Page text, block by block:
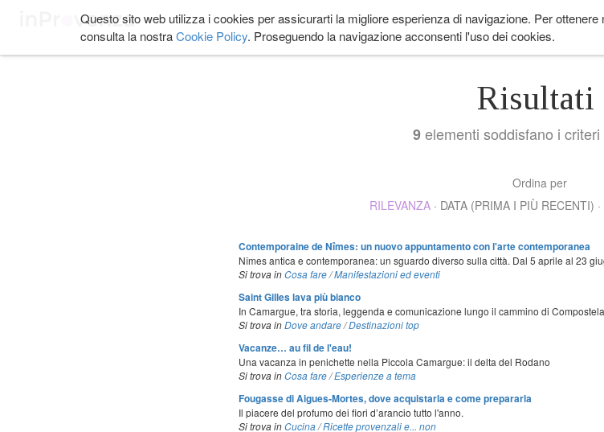
|
COSA FARE DOVE ANDARE LIFESTYLE COME IN PROVENZA
Questo sito web utilizza i cookies per assicurarti la migliore esperienza di navigazione. Per
consulta la nostraCookie Policy. Proseguendo la navigazione acconsenti l'uso dei cookies.
Risultati
9elementi soddisfano i criteri
Ordina per
RILEVANZA · DATA (PRIMA I PIÙ RECENTI) ·
Contemporaine de Nîmes: un nuovo appuntamento con l'arte contemporanea
Nîmes antica e contemporanea: un sguardo diverso sulla città. Dal 5 aprile al 23
Si trova inCosa fare/Manifestazioni ed eventi
Saint Gilles lava più bianco
In Camargue, tra storia, leggenda e comunicazione lungo il cammino di
Si trova inDove andare/Destinazioni top
Vacanze… au fil de l'eau!
Una vacanza in penichette nella Piccola Camargue: il delta del Rodano
Si trova inCosa fare/Esperienze a tema
Fougasse di Aigues-Mortes, dove acquistarla e come prepararla
Il piacere del profumo dei fiori d’arancio tutto l'anno.
Si trova inCucina/Ricette provenzali e... non